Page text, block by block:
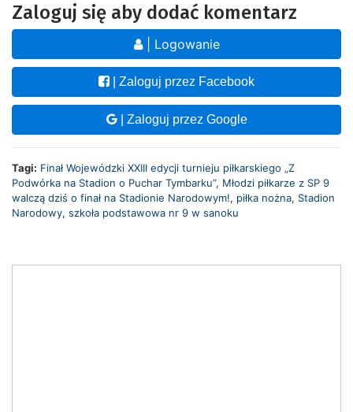
Zaloguj się aby dodać komentarz
| Logowanie
| Zaloguj przez Facebook
| Zaloguj przez Google
Tagi: Finał Wojewódzki XXIII edycji turnieju piłkarskiego „Z
Podwórka na Stadion o Puchar Tymbarku”, Młodzi piłkarze z SP 9
walczą dziś o finał na Stadionie Narodowym!, piłka nożna, Stadion
Narodowy, szkoła podstawowa nr 9 w sanoku